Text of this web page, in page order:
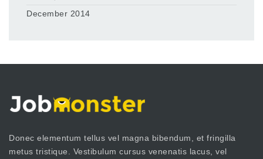
December 2014
Donec elementum tellus vel magna bibendum, et fringilla
metus tristique. Vestibulum cursus venenatis lacus, vel